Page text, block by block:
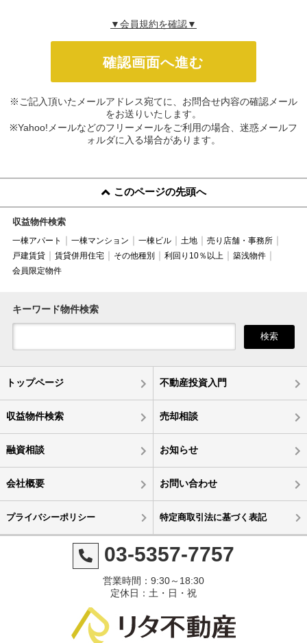
▼会員規約を確認▼
※ご記入頂いたメールアドレス宛てに、お問合せ内容の確認メール
をお送りいたします。
※Yahoo!メールなどのフリーメールをご利用の場合、迷惑メールフ
ォルダに入る場合があります。
このページの先頭へ
収益物件検索
一棟アパート 一棟マンション 一棟ビル 土地
売り店舗・事務所
戸建賃貸
賃貸併用住宅 その他種別 利回り10％以上
築浅物件
会員限定物件
キーワード物件検索
検索
トップページ 不動産投資入門
収益物件検索 売却相談
融資相談 お知らせ
会社概要 お問い合わせ
プライバシーポリシー 特定商取引法に基づく表記
03-5357-7757
営業時間：9:30～18:30
定休日：土・日・祝